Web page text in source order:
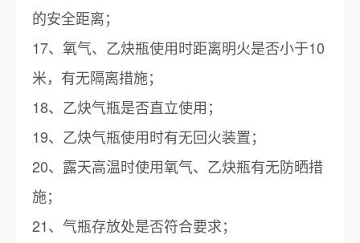
的安全距离；
17、氧气、乙炔瓶使用时距离明火是否小于10
米，有无隔离措施；
18、乙炔气瓶是否直立使用；
19、乙炔气瓶使用时有无回火装置；
20、露天高温时使用氧气、乙炔瓶有无防晒措
施；
21、气瓶存放处是否符合要求；